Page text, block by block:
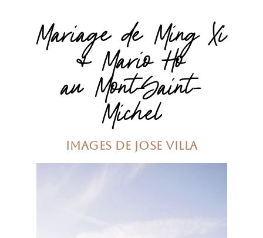
Mariage de Ming Xi
& Mario Ho
au Mont-Saint-
Michel
images de Jose Villa